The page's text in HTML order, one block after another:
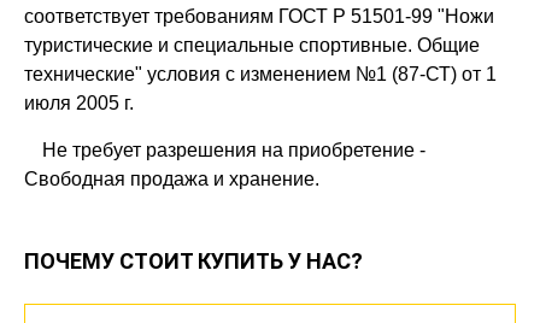
соответствует требованиям ГОСТ Р 51501-99 "Ножи
туристические и специальные спортивные. Общие
технические" условия с изменением №1 (87-СТ) от 1
июля 2005 г.
Не требует разрешения на приобретение -
Свободная продажа и хранение.
ПОЧЕМУ СТОИТ КУПИТЬ У НАС?